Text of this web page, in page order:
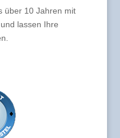
über 10 Jahren mit
lassen Ihre